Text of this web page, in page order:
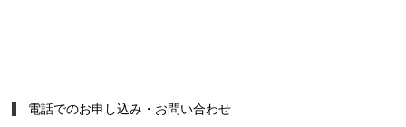
電話でのお申し込み・お問い合わせ